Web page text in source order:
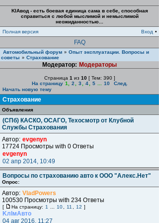
KIAвод - есть боевая единица сама в себе, способная
справиться с любой мыслимой и немыслимой
неожиданностью...
Полная версия
Вход •
FAQ
Автомобильный форум » Опыт эксплуатации. Вопросы и
советы » Страхование
Модератор: Модераторы
Страница 1 из 10[ Тем: 390 ]
На страницу 1 2 3 4 5 10
След.
Начать новую тему
Страхование
Объявления
(СПб) КАСКО, ОСАГО, Техосмотр от Клубной
Службы Страхования
Автор: evgenyn
17724 Просмотры with 0 Ответы
evgenyn
02 апр 2014, 10:49
Вопросы по страхованию авто к ООО "Алекс.Нет"
Опрос:
Автор: VladPowers
100530 Просмотры with 234 Ответы
[ На страницу: 1 10 11 12 ]
KлIмAвто
04 авг 2016, 11:27